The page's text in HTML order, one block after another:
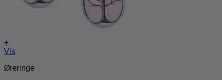
+
Vis
Øreringe